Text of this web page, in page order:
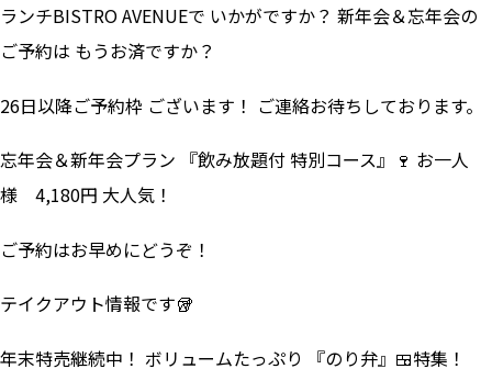
ランチBISTRO AVENUEで いかがですか？ 新年会＆忘年会の
ご予約は もうお済ですか？
26日以降ご予約枠 ございます！ ご連絡お待ちしております。
忘年会＆新年会プラン 『飲み放題付 特別コース』🍷 お一人
様 4,180円 大人気！
ご予約はお早めにどうぞ！
テイクアウト情報です🥡
年末特売継続中！ ボリュームたっぷり 『のり弁』🍱特集！